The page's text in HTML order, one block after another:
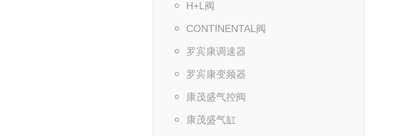
H+L阀
CONTINENTAL阀
罗宾康调速器
罗宾康变频器
康茂盛气控阀
康茂盛气缸